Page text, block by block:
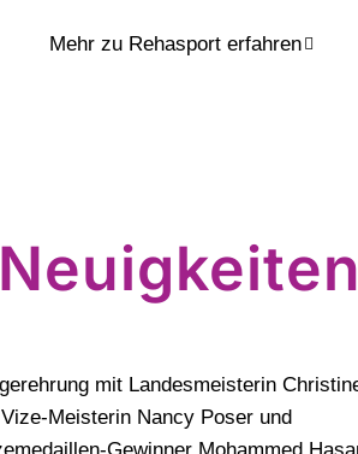
Mehr zu Rehasport erfahren
Neuigkeiten